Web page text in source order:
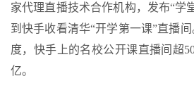
家代理直播技术合作机构，发布“学
到快手收看清华“开学第一课”直播
度，快手上的名校公开课直播间超
亿。